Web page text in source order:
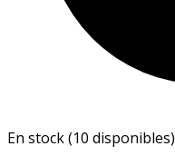
En stock (10 disponibles)